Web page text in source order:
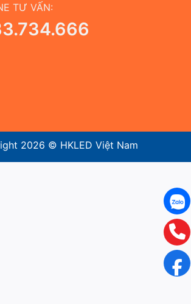
TƯ VẤN:
2026 © HKLED Việt Nam